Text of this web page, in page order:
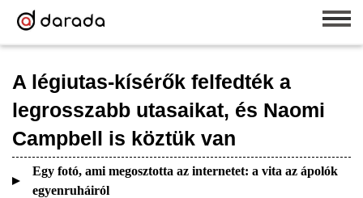
A légiutas-kísérők felfedték a
legrosszabb utasaikat, és Naomi
Campbell is köztük van
Egy fotó, ami megosztotta az internetet: a vita az ápolók
egyenruháiról